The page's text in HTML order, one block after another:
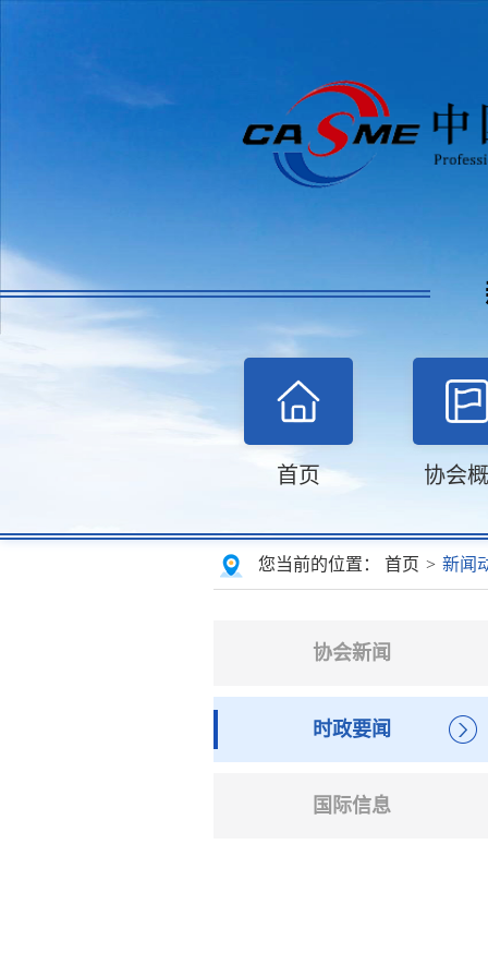
首页 协会
您当前的位置： 首页 > 新闻
协会新闻
时政要闻
国际信息